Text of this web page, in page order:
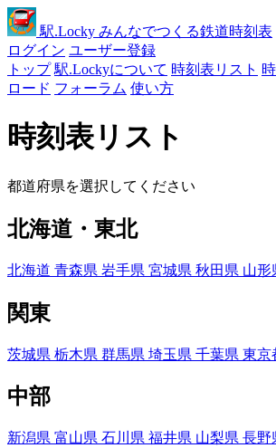
駅.Locky みんなでつくる鉄道時刻表
ログイン ユーザー登録
トップ 駅.Lockyについて 時刻表リスト
ロード フォーラム 使い方
時刻表リスト
都道府県を選択してください
北海道・東北
北海道 青森県 岩手県 宮城県 秋田県 山形
関東
茨城県 栃木県 群馬県 埼玉県 千葉県 東京
中部
新潟県 富山県 石川県 福井県 山梨県 長野